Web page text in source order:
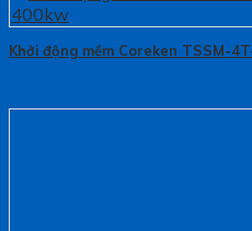
Khởi động mềm Coreken TSSM-